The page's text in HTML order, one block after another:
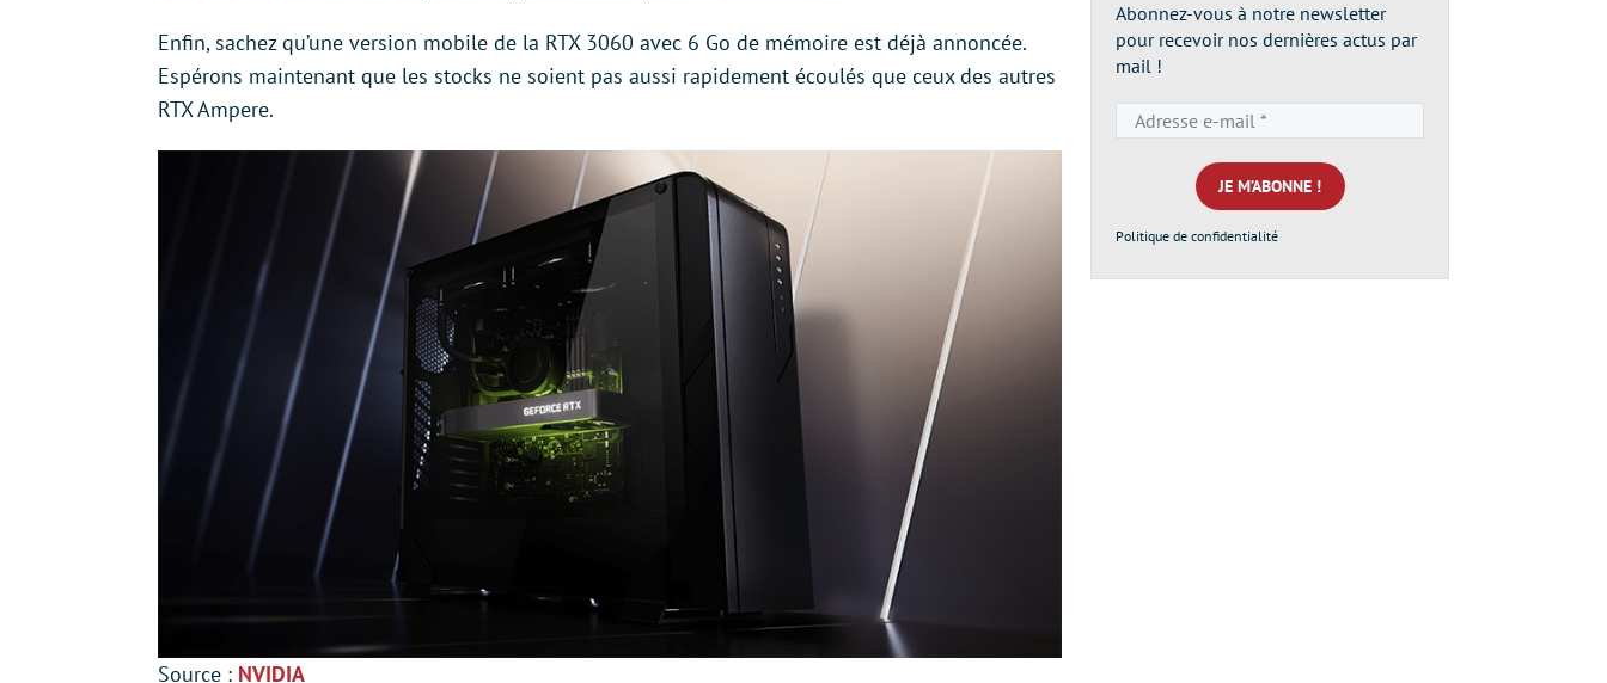
Enfin, sachez qu’une version mobile de la RTX 3060 avec 6 Go de mémoire est déjà annoncée.
Espérons maintenant que les stocks ne soient pas aussi rapidement écoulés que ceux des autres
RTX Ampere.
Source : NVIDIA
Abonnez-vous à notre newsletter
pour recevoir nos dernières actus par
mail !
e-
mail
*
Politique de confidentialité